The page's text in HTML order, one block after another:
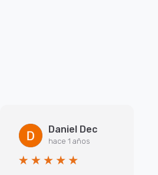
Daniel Dec
hace 1 años